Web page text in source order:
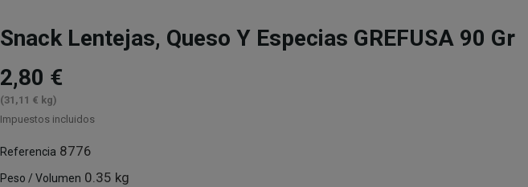
Snack Lentejas, Queso Y Especias GREFUSA 90 Gr
2,80 €
(31,11 € kg)
Impuestos incluidos
Referencia 8776
Peso / Volumen 0.35 kg